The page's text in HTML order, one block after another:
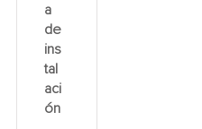
a
de
ins
tal
aci
ón